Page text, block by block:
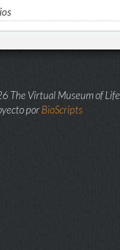
The Virtual Museum of Life
porBioScripts